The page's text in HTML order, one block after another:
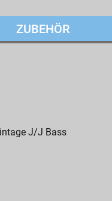
ZUBEHÖR
J/J Bass